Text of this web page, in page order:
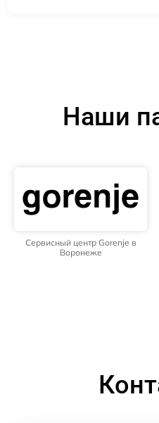
Наши
Сервисный центр Gorenje в
Воронеже